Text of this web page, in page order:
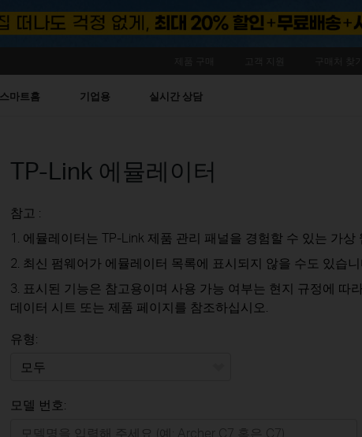
스마트홈 기업용 실시간 상담
TP-Link 에뮬레이터
참고 :
1. 에뮬레이터는 TP-Link 제품 관리 패널을 경험할 수 있는 가상
2. 최신 펌웨어가 에뮬레이터 목록에 표시되지 않을 수도 있습니
3. 표시된 기능은 참고용이며 사용 가능 여부는 현지 규정에 따
데이터 시트 또는 제품 페이지를 참조하십시오.
유형:
모델 번호: